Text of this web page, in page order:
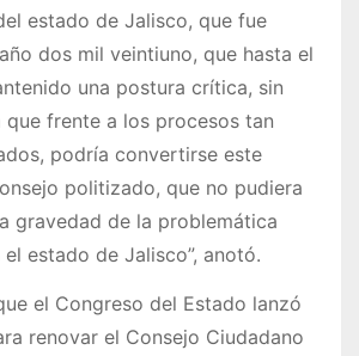
estado de Jalisco, que fue
dos mil veintiuno, que hasta el
una postura crítica, sin
que frente a los procesos tan
podría convertirse este
politizado, que no pudiera
gravedad de la problemática
estado de Jalisco”, anotó.
el Congreso del Estado lanzó
renovar el Consejo Ciudadano